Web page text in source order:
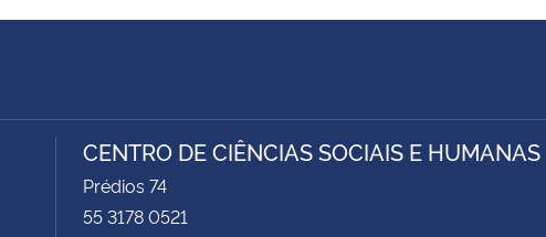
CENTRO DE CIÊNCIAS SOCIAIS E HUMANAS
Prédios 74
55 3178 0521